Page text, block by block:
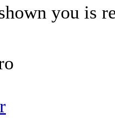
you is